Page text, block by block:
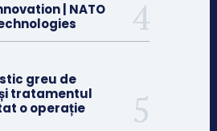
| NATO
greu de
tratamentul
o operație